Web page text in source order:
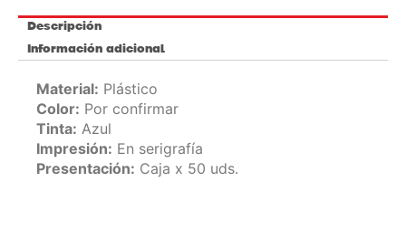
Descripción
Información adicional
Material: Plástico
Color: Por confirmar
Tinta: Azul
Impresión: En serigrafía
Presentación: Caja x 50 uds.